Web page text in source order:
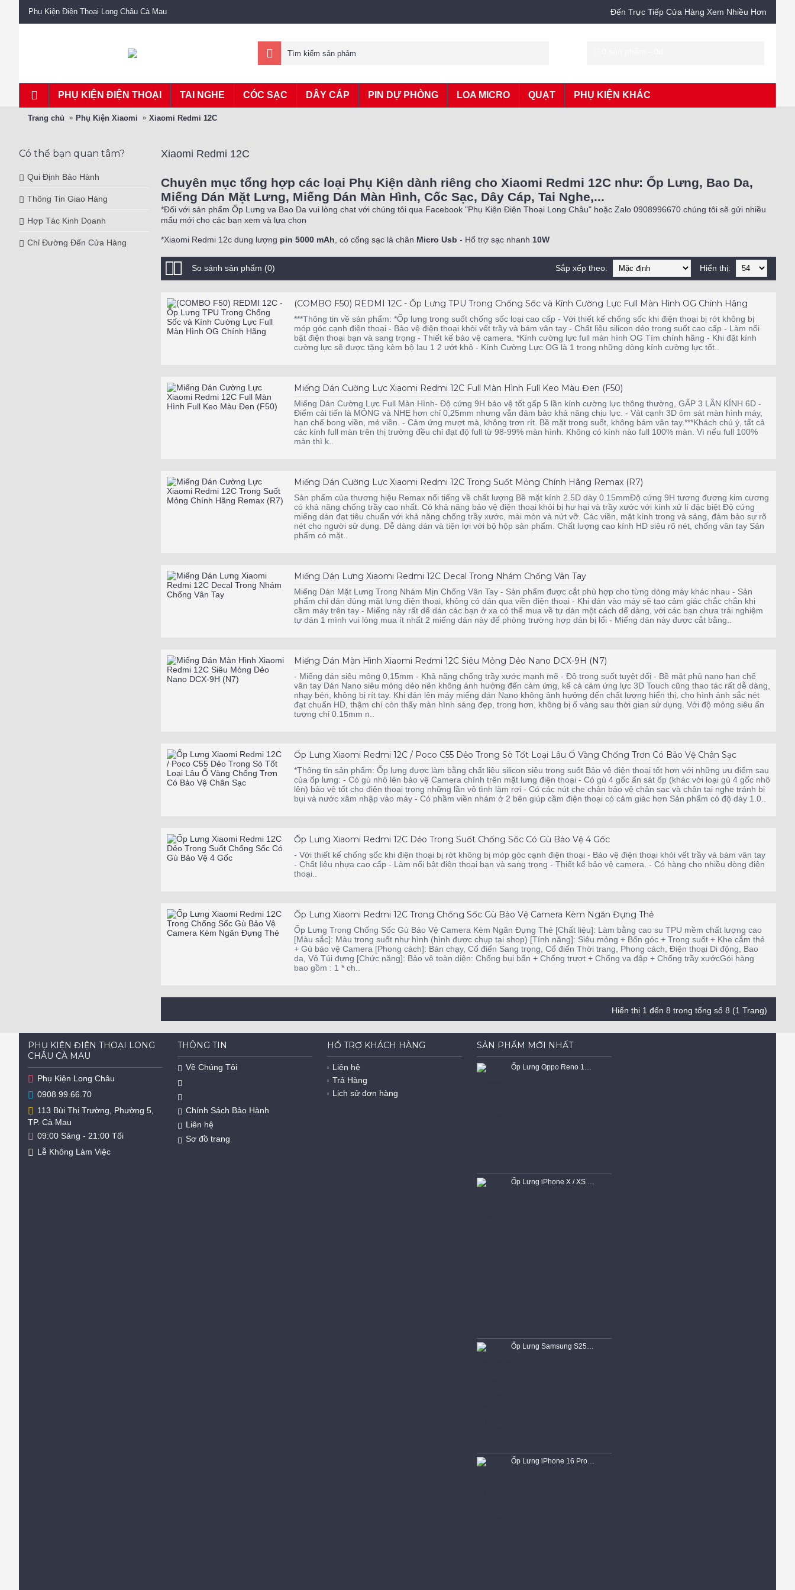
Phụ Kiện Điện Thoại Long Châu Cà Mau Đến Trực Tiếp Cửa Hàng Xem Nhiều Hơn
PHỤ KIỆN ĐIỆN THOẠI TAI NGHE CÓC SẠC DÂY CÁP PIN DỰ PHÒNG LOA MICRO QUẠT PHỤ KIỆN KHÁC
Trang chủ Phụ Kiện Xiaomi Xiaomi Redmi 12C
Có thể bạn quan tâm?
Qui Định Bảo Hành
Thông Tin Giao Hàng
Hợp Tác Kinh Doanh
Chỉ Đường Đến Cửa Hàng
Xiaomi Redmi 12C
Chuyên mục tổng hợp các loại Phụ Kiện dành riêng cho Xiaomi Redmi 12C như: Ốp Lưng, Bao Da,
Miếng Dán Mặt Lưng, Miếng Dán Màn Hình, Cốc Sạc, Dây Cáp, Tai Nghe,...
*Đối với sản phẩm Ốp Lưng va Bao Da vui lòng chat với chúng tôi qua Facebook "Phụ Kiện Điện Thoại Long Châu" hoặc Zalo 0908996670 chúng tôi sẽ gửi nhiều
mẩu mới cho các bạn xem và lựa chọn
*Xiaomi Redmi 12c dung lượng pin 5000 mAh , có cổng sạc là chân Micro Usb - Hổ trợ sạc nhanh 10W
So sánh sản phẩm (0) Hiển thị:
Sắp xếp theo:
(COMBO F50) REDMI 12C - Ốp Lưng TPU Trong Chống Sốc và Kính Cường Lực Full Màn Hình OG Chính Hãng
***Thông tin về sản phẩm: *Ốp lưng trong suốt chống sốc loại cao cấp - Với thiết kế chống sốc khi điện thoại bị rớt không bị
móp góc cạnh điện thoại - Bảo vệ điện thoại khỏi vết trầy và bám vân tay - Chất liệu silicon dẻo trong suốt cao cấp - Làm nổi
bật điện thoại bạn và sang trọng - Thiết kế bảo vệ camera. *Kính cường lực full màn hình OG Tím chính hãng - Khi đặt kính
cường lực sẽ được tặng kèm bộ lau 1 2 ướt khô - Kính Cường Lực OG là 1 trong những dòng kính cường lực tốt..
Miếng Dán Cường Lực Xiaomi Redmi 12C Full Màn Hình Full Keo Màu Đen (F50)
Miếng Dán Cường Lực Full Màn Hình- Độ cứng 9H bảo vệ tốt gấp 5 lần kính cường lực thông thường, GẤP 3 LẦN KÍNH 6D -
Điểm cải tiến là MỎNG và NHẸ hơn chỉ 0,25mm nhưng vẫn đảm bảo khả năng chịu lực. - Vát cạnh 3D ôm sát màn hình máy,
hạn chế bong viền, mẻ viền. - Cảm ứng mượt mà, không trơn rít. Bề mặt trong suốt, không bám vân tay.***Khách chú ý, tất cả
các kính full màn trên thị trường đều chỉ đạt độ full từ 98-99% màn hình. Không có kính nào full 100% màn. Vì nếu full 100%
màn thì k..
Miếng Dán Cường Lực Xiaomi Redmi 12C Trong Suốt Mỏng Chính Hãng Remax (R7)
Sản phẩm của thương hiệu Remax nổi tiếng về chất lượng Bề mặt kính 2.5D dày 0.15mmĐộ cứng 9H tương đương kim cương
có khả năng chống trầy cao nhất. Có khả năng bảo vệ điện thoại khỏi bị hư hại và trầy xước với kính xử lí đặc biệt Độ cứng
miếng dán đạt tiêu chuẩn với khả năng chống trầy xước, mài mòn và nứt vỡ. Các viền, mặt kính trong và sáng, đảm bảo sự rõ
nét cho người sử dụng. Dễ dàng dán và tiện lợi với bộ hộp sản phẩm. Chất lượng cao kính HD siêu rõ nét, chống vân tay Sản
phẩm có mặt..
Miếng Dán Lưng Xiaomi Redmi 12C Decal Trong Nhám Chống Vân Tay
Miếng Dán Mặt Lưng Trong Nhám Mịn Chống Vân Tay - Sản phẩm được cắt phù hợp cho từng dòng máy khác nhau - Sản
phẩm chỉ dán đúng mặt lưng điện thoại, không có dán qua viền điện thoại - Khi dán vào máy sẽ tạo cảm giác chắc chắn khi
cầm máy trên tay - Miếng này rất dể dán các bạn ở xa có thể mua về tự dán một cách dể dàng, với các bạn chưa trải nghiệm
tự dán 1 mình vui lòng mua ít nhất 2 miếng dán này để phòng trường hợp dán bị lổi - Miếng dán này được cắt bằng..
Miếng Dán Màn Hình Xiaomi Redmi 12C Siêu Mỏng Dẻo Nano DCX-9H (N7)
- Miếng dán siêu mỏng 0,15mm - Khả năng chống trầy xước mạnh mẽ - Độ trong suốt tuyệt đối - Bề mặt phủ nano hạn chế
vân tay Dán Nano siêu mỏng dẻo nên không ảnh hưởng đến cảm ứng, kể cả cảm ứng lực 3D Touch cũng thao tác rất dễ dàng,
nhạy bén, không bị rít tay. Khi dán lên máy miếng dán Nano không ảnh hưởng đến chất lượng hiển thị, cho hình ảnh sắc nét
đạt chuẩn HD, thậm chí còn thấy màn hình sáng đẹp, trong hơn, không bị ố vàng sau thời gian sử dụng. Với độ mỏng siêu ấn
tượng chỉ 0.15mm n..
Ốp Lưng Xiaomi Redmi 12C / Poco C55 Dẻo Trong Sò Tốt Loại Lâu Ố Vàng Chống Trơn Có Bảo Vệ Chân Sạc
*Thông tin sản phẩm: Ốp lưng được làm bằng chất liệu silicon siêu trong suốt Bảo vệ điện thoại tốt hơn với những ưu điểm sau
của ốp lưng: - Có gù nhô lên bảo vệ Camera chính trên mặt lưng điện thoại - Có gù 4 gốc ẩn sát ốp (khác với loại gù 4 gốc nhô
lên) bảo vệ tốt cho điện thoại trong những lần vô tình làm rơi - Có các nút che chân bảo vệ chân sạc và chân tai nghe tránh bị
bụi và nước xâm nhập vào máy - Có phầm viền nhám ở 2 bên giúp cầm điện thoại có cảm giác hơn Sản phẩm có độ dày 1.0..
Ốp Lưng Xiaomi Redmi 12C Dẻo Trong Suốt Chống Sốc Có Gù Bảo Vệ 4 Gốc
- Với thiết kế chống sốc khi điện thoại bị rớt không bị móp góc cạnh điện thoại - Bảo vệ điện thoại khỏi vết trầy và bám vân tay
- Chất liệu nhựa cao cấp - Làm nổi bật điện thoại bạn và sang trọng - Thiết kế bảo vệ camera. - Có hàng cho nhiều dòng điện
thoại..
Ốp Lưng Xiaomi Redmi 12C Trong Chống Sốc Gù Bảo Vệ Camera Kèm Ngăn Đựng Thẻ
Ốp Lưng Trong Chống Sốc Gù Bảo Vệ Camera Kèm Ngăn Đựng Thẻ [Chất liệu]: Làm bằng cao su TPU mềm chất lượng cao
[Màu sắc]: Màu trong suốt như hình (hình được chụp tại shop) [Tính năng]: Siêu mỏng + Bốn góc + Trong suốt + Khe cắm thẻ
+ Gù bảo vệ Camera [Phong cách]: Bán chạy, Cổ điển Sang trọng, Cổ điển Thời trang, Phong cách, Điện thoại Di động, Bao
da, Vỏ Túi đựng [Chức năng]: Bảo vệ toàn diện: Chống bụi bẩn + Chống trượt + Chống va đập + Chống trầy xướcGói hàng
bao gồm : 1 * ch..
Hiển thị 1 đến 8 trong tổng số 8 (1 Trang)
PHỤ KIỆN ĐIỆN THOẠI LONG
CHÂU CÀ MAU
Phụ Kiện Long Châu
0908.99.66.70
113 Bùi Thị Trường, Phường 5,
TP. Cà Mau
09:00 Sáng - 21:00 Tối
Lễ Không Làm Việc
THÔNG TIN
Về Chúng Tôi
Chính Sách Bảo Hành
Liên hệ
Sơ đồ trang
HỔ TRỢ KHÁCH HÀNG
Liên hệ
Trả Hàng
Lịch sử đơn hàng
SẢN PHẨM MỚI NHẤT
Ốp Lưng Oppo Reno 15F 5G Dẻo Trong Suốt Chống Sốc Có Gù Bảo Vệ 4 Gốc
Ốp Lưng iPhone X / XS Dẻo Siêu Trong Suốt Viền Chống Trơn Gù Bảo Vệ Camera Cao Cấp Chính Hãng KST
Ốp Lưng Samsung S25 EDGE Dẻo Trong Chống Sốc Hổ Trợ Sạc Không Dây Magnetic
Ốp Lưng iPhone 16 Pro Max Dẻo Siêu Trong Suốt Viền Chống Trơn Gù Bảo Vệ Camera Cao Cấp Chính Hãng KST